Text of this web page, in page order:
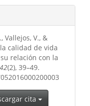
Vallejos, V., &
calidad de vida
relación con la
42(2), 39–49.
cita